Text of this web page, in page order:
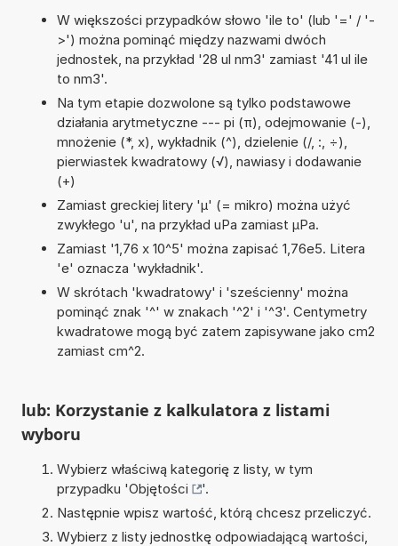
W większości przypadków słowo 'ile to' (lub '=' / '-
>') można pominąć między nazwami dwóch
jednostek, na przykład '28 ul nm3' zamiast '41 ul ile
to nm3'.
Na tym etapie dozwolone są tylko podstawowe
działania arytmetyczne --- pi (π), odejmowanie (-),
mnożenie (*, x), wykładnik (^), dzielenie (/, :, ÷),
pierwiastek kwadratowy (√), nawiasy i dodawanie
(+)
Zamiast greckiej litery 'µ' (= mikro) można użyć
zwykłego 'u', na przykład uPa zamiast µPa.
Zamiast '1,76 x 10^5' można zapisać 1,76e5. Litera
'e' oznacza 'wykładnik'.
W skrótach 'kwadratowy' i 'sześcienny' można
pominąć znak '^' w znakach '^2' i '^3'. Centymetry
kwadratowe mogą być zatem zapisywane jako cm2
zamiast cm^2.
lub: Korzystanie z kalkulatora z listami
wyboru
Wybierz właściwą kategorię z listy, w tym
przypadku 'Objętości
'.
Następnie wpisz wartość, którą chcesz przeliczyć.
Wybierz z listy jednostkę odpowiadającą wartości,